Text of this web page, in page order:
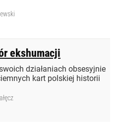
ekshumacji
działaniach obsesyjnie
kart polskiej historii